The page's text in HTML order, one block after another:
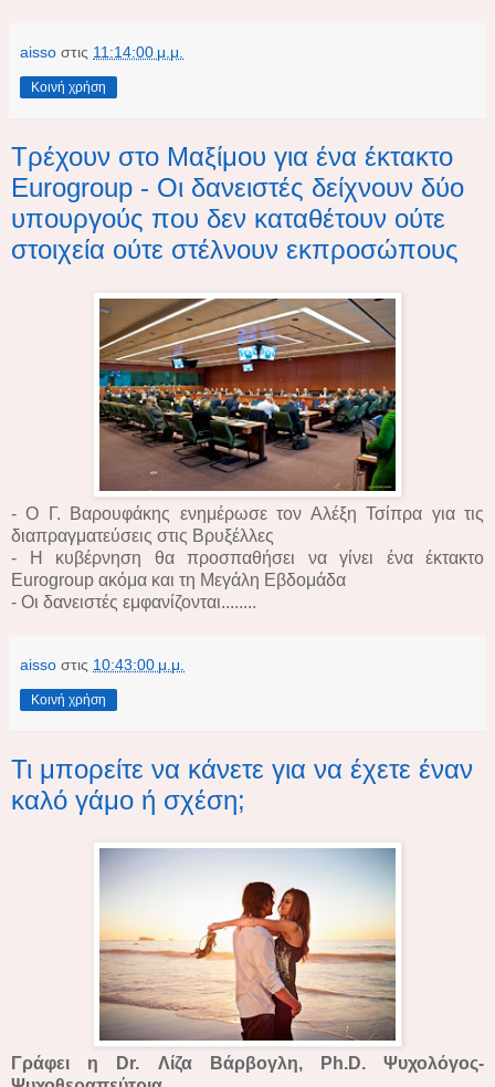
aisso στις 11:14:00 μ.μ.
Κοινή χρήση
Τρέχουν στο Μαξίμου για ένα έκτακτο
Eurogroup - Οι δανειστές δείχνουν δύο
υπουργούς που δεν καταθέτουν ούτε
στοιχεία ούτε στέλνουν εκπροσώπους
- Ο Γ. Βαρουφάκης ενημέρωσε τον Αλέξη Τσίπρα για τις
διαπραγματεύσεις στις Βρυξέλλες
- Η κυβέρνηση θα προσπαθήσει να γίνει ένα έκτακτο
Eurogroup ακόμα και τη Μεγάλη Εβδομάδα
- Οι δανειστές εμφανίζονται........
aisso στις 10:43:00 μ.μ.
Κοινή χρήση
Τι μπορείτε να κάνετε για να έχετε έναν
καλό γάμο ή σχέση;
Γράφει η Dr. Λίζα Βάρβογλη, Ph.D. Ψυχολόγος-